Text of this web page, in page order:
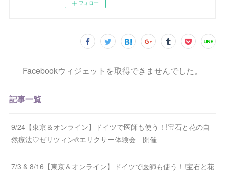
フォロー
Facebookウィジェットを取得できませんでした。
記事一覧
9/24【東京＆オンライン】ドイツで医師も使う！!宝石と花の自
然療法♡ゼリツィン®エリクサー体験会 開催
7/3 & 8/16【東京＆オンライン】ドイツで医師も使う！!宝石と花